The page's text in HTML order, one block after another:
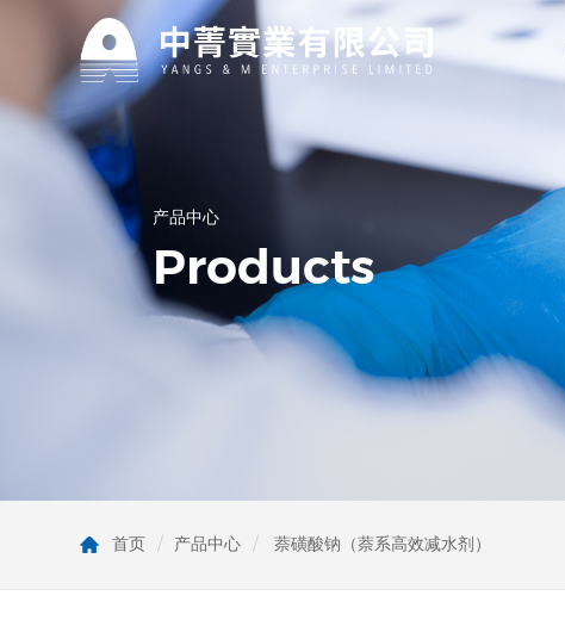
关于我们
公司主营产品过碳酸钠、氟化钠、DMPA、
特殊洗涤等多种化工产品，凭借过硬的产品
品质和竞争力的价格优势。
资讯中心
第一时间了解中菁实业有限公司最新资讯！
产品中心
公司主营产品过碳酸钠、氟化钠、DMPA、
特殊洗涤等多种化工产品，已出口东南亚，
日韩，欧美和中东20多个国家。
产品中心
Products
首页 / 产品中心 / 萘磺酸钠（萘系高效减水剂）